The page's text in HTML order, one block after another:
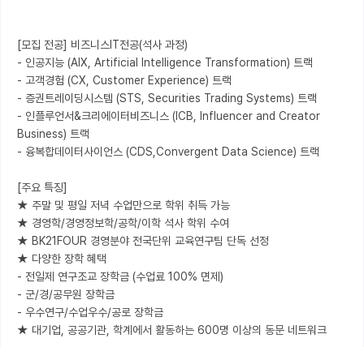
[모집 전공] 비즈니스IT전공(석사 과정)
- 인공지능 (AIX, Artificial Intelligence Transformation) 트랙
- 고객경험 (CX, Customer Experience) 트랙
- 증권트레이딩시스템 (STS, Securities Trading Systems) 트랙
- 인플루언서&크리에이터비즈니스 (ICB, Influencer and Creator
Business) 트랙
- 융복합데이터사이언스 (CDS,Convergent Data Science) 트랙
[주요 특징]
★ 주말 및 평일 저녁 수업만으로 학위 취득 가능
★ 경영학/경영정보학/공학/이학 석사 학위 수여
★ BK21FOUR 경영분야 전국단위 교육연구팀 단독 선정
★ 다양한 장학 혜택
- 전일제 연구조교 장학금 (수업료 100% 면제)
- 군/경/공무원 장학금
- 우수연구/수업우수/공로 장학금
★ 대기업, 공공기관, 학계에서 활동하는 600명 이상의 동문 네트워크